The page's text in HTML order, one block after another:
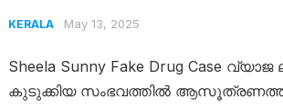
KERALA May 13, 2025
Sheela Sunny Fake Drug Case
കുടുക്കിയ സംഭവത്തില്‍